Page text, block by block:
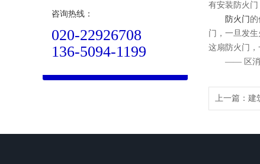
咨询热线：
020-22926708
136-5094-1199
有安装防火门
防火门
门，一旦发
这扇防火门
—— 区消防
上一篇： 建